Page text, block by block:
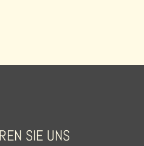
SIE UNS